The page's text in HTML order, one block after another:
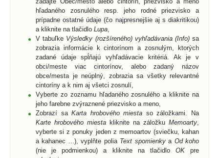
hľadaného zosnulého resp. jeho rodné priezvisko a
prípadne ostatné údaje (čo najpresnejšie aj s diakritikou)
a kliknite na tlačidlo Lupa
V tabuľke Výsledky (rozšíreného) vyhľadávania (Info)sa
zobrazia informácie k cintorínom a zosnulým, ktorých
zadané údaje spĺňajú vyhľadávacie kritériá. Ak je v
obci/meste viac cintorínov, alebo zadaný názov
obce/mesta je neúplný, zobrazia sa všetky relevantné
cintoríny a k nim aj všetci zosnulí,
Vyberte zo zoznamu hľadaného zosnulého a kliknite na
jeho farebne zvýraznené priezvisko a meno,
Zobrazí saKarta hrobového miesta so záložkami. Na
Karte hrobového miesta kliknite na záložku Memoarty
vyberte si z ponuky jeden z memoartov (sviečku, kahan
a kahanec ...), vyplňte polia Text spomienkya Od koho
(nie je podmienkou) a kliknite na tlačidlo OKpre